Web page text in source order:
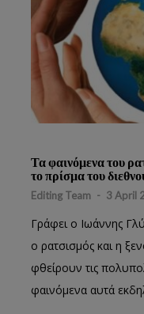
Τα φαινόμενα του
το πρίσμα του
Editing Team - 3 April
Γράφει ο Ιωάννης
ο ρατσισμός και η
φθείρουν τις
φαινόμενα αυτά